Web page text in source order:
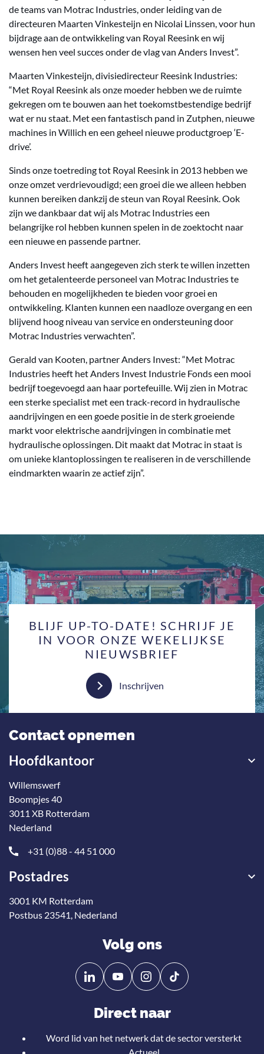
de teams van Motrac Industries, onder leiding van de
directeuren Maarten Vinkesteijn en Nicolai Linssen, voor hun
bijdrage aan de ontwikkeling van Royal Reesink en wij
wensen hen veel succes onder de vlag van Anders Invest”.
Maarten Vinkesteijn, divisiedirecteur Reesink Industries:
“Met Royal Reesink als onze moeder hebben we de ruimte
gekregen om te bouwen aan het toekomstbestendige bedrijf
wat er nu staat. Met een fantastisch pand in Zutphen, nieuwe
machines in Willich en een geheel nieuwe productgroep ‘E-
drive’.
Sinds onze toetreding tot Royal Reesink in 2013 hebben we
onze omzet verdrievoudigd; een groei die we alleen hebben
kunnen bereiken dankzij de steun van Royal Reesink. Ook
zijn we dankbaar dat wij als Motrac Industries een
belangrijke rol hebben kunnen spelen in de zoektocht naar
een nieuwe en passende partner.
Anders Invest heeft aangegeven zich sterk te willen inzetten
om het getalenteerde personeel van Motrac Industries te
behouden en mogelijkheden te bieden voor groei en
ontwikkeling. Klanten kunnen een naadloze overgang en een
blijvend hoog niveau van service en ondersteuning door
Motrac Industries verwachten”.
Gerald van Kooten, partner Anders Invest: “Met Motrac
Industries heeft het Anders Invest Industrie Fonds een mooi
bedrijf toegevoegd aan haar portefeuille. Wij zien in Motrac
een sterke specialist met een track-record in hydraulische
aandrijvingen en een goede positie in de sterk groeiende
markt voor elektrische aandrijvingen in combinatie met
hydraulische oplossingen. Dit maakt dat Motrac in staat is
om unieke klantoplossingen te realiseren in de verschillende
eindmarkten waarin ze actief zijn”.
BLIJF UP-TO-DATE! SCHRIJF JE
IN VOOR ONZE WEKELIJKSE
NIEUWSBRIEF
Inschrijven
Contact opnemen
Hoofdkantoor
Willemswerf
Boompjes 40
3011 XB Rotterdam
Nederland
+31 (0)88 - 44 51 000
Postadres
3001 KM Rotterdam
Postbus 23541, Nederland
Volg ons
Volg
ons
Linkedin
Volg
ons
YouTube
Direct naar
Word lid van het netwerk dat de sector versterkt